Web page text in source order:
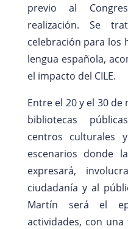
previo al
realización. Se
celebración para los
lengua española,
el impacto del CILE.
Entre el 20 y el 30
bibliotecas
centros culturales
escenarios donde
expresará,
ciudadanía y al
Martín será el
actividades, con